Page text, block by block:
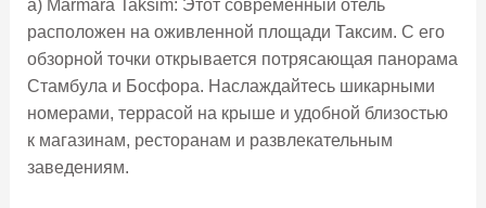
а) Marmara Taksim: Этот современный отель
расположен на оживленной площади Таксим. С его
обзорной точки открывается потрясающая панорама
Стамбула и Босфора. Наслаждайтесь шикарными
номерами, террасой на крыше и удобной близостью
к магазинам, ресторанам и развлекательным
заведениям.